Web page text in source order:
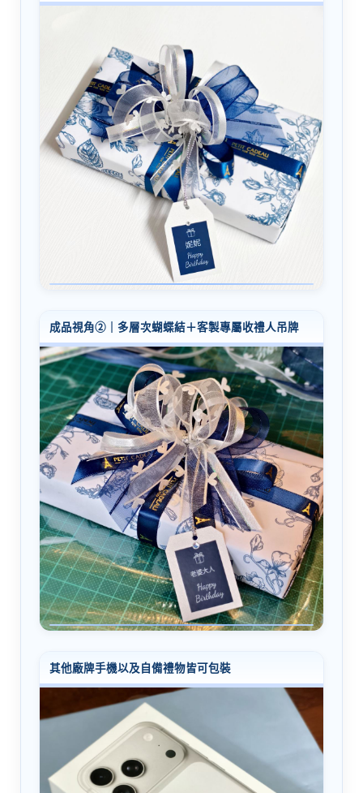
成品視角②｜多層次蝴蝶結＋客製專屬收禮人吊牌
其他廠牌手機以及自備禮物皆可包裝